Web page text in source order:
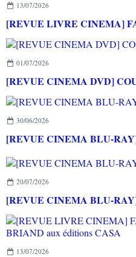
13/07/2026
01/07/2026
[REVUE CINEMA DVD]
30/06/2026
[REVUE CINEMA BLU-
20/07/2026
[REVUE CINEMA BLU-
13/07/2026